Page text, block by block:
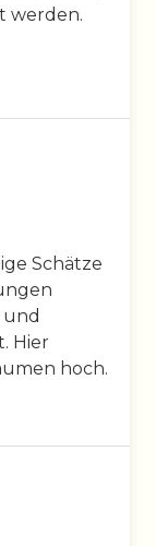
werden.
Schätze
Hier
hoch.